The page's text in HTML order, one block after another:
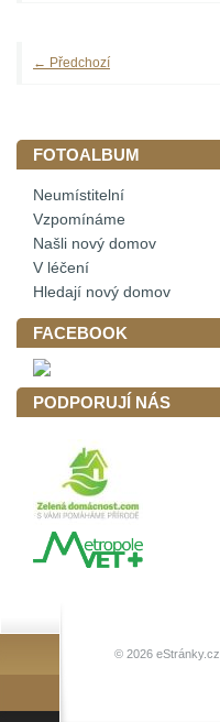
← Předchozí
FOTOALBUM
Neumístitelní
Vzpomínáme
Našli nový domov
V léčení
Hledají nový domov
FACEBOOK
PODPORUJÍ NÁS
© 2026 eStránky.cz